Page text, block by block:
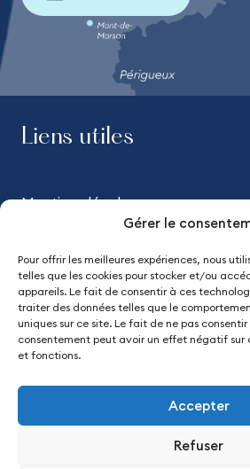
Gérer le
Pour offrir les meilleures expériences, nous
telles que les cookies pour stocker et/ou
appareils. Le fait de consentir à ces
traiter des données telles que le
uniques sur ce site. Le fait de ne pas consentir
consentement peut avoir un effet négatif sur
et fonctions.
Accepter
Refuser
Liens utiles
Mentions légales
Accessibilité - partiellement
Plan du site